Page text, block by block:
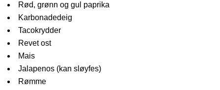
Rød, grønn og gul paprika
Karbonadedeig
Tacokrydder
Revet ost
Mais
Jalapenos (kan sløyfes)
Rømme